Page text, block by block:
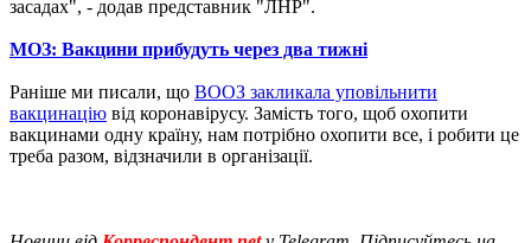
засадах", - додав представник "ЛНР".
МОЗ: Вакцини прибудуть через два тижні
Раніше ми писали, що ВООЗ закликала уповільнити
вакцинацію від коронавірусу. Замість того, щоб охопити
вакцинами одну країну, нам потрібно охопити все, і робити це
треба разом, відзначили в організації.